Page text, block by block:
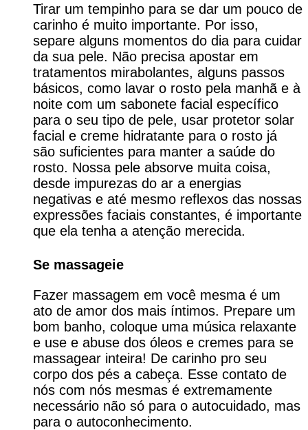
Tirar um tempinho para se dar um pouco de
carinho é muito importante. Por isso,
separe alguns momentos do dia para cuidar
da sua pele. Não precisa apostar em
tratamentos mirabolantes, alguns passos
básicos, como lavar o rosto pela manhã e à
noite com um sabonete facial específico
para o seu tipo de pele, usar protetor solar
facial e creme hidratante para o rosto já
são suficientes para manter a saúde do
rosto. Nossa pele absorve muita coisa,
desde impurezas do ar a energias
negativas e até mesmo reflexos das nossas
expressões faciais constantes, é importante
que ela tenha a atenção merecida.
Se massageie
Fazer massagem em você mesma é um
ato de amor dos mais íntimos. Prepare um
bom banho, coloque uma música relaxante
e use e abuse dos óleos e cremes para se
massagear inteira! De carinho pro seu
corpo dos pés a cabeça. Esse contato de
nós com nós mesmas é extremamente
necessário não só para o autocuidado, mas
para o autoconhecimento.